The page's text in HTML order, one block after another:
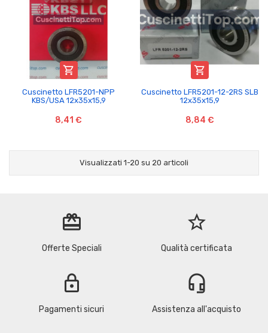

Cuscinetto LFR5201-NPP
KBS/USA 12x35x15,9
8,41 €

Cuscinetto LFR5201-12-2RS SLB
12x35x15,9
8,84 €
Visualizzati 1-20 su 20 articoli
redeem
Offerte Speciali
star_border
Qualità certificata
lock
Pagamenti sicuri
headset_mic
Assistenza all'acquisto